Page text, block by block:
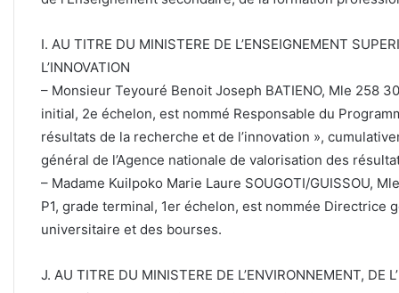
I. AU TITRE DU MINISTERE DE L’ENSEIGNEMENT
L’INNOVATION
– Monsieur Teyouré Benoit Joseph BATIENO, Mle 258
initial, 2e échelon, est nommé Responsable du
résultats de la recherche et de l’innovation »,
général de l’Agence nationale de valorisation des
– Madame Kuilpoko Marie Laure SOUGOTI/GUISSOU,
P1, grade terminal, 1er échelon, est nommée Directrice
universitaire et des bourses.
J. AU TITRE DU MINISTERE DE L’ENVIRONNEMENT, DE